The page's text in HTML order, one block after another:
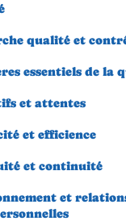
qualité et
essentiels de la
et attentes
et efficience
et continuité
et